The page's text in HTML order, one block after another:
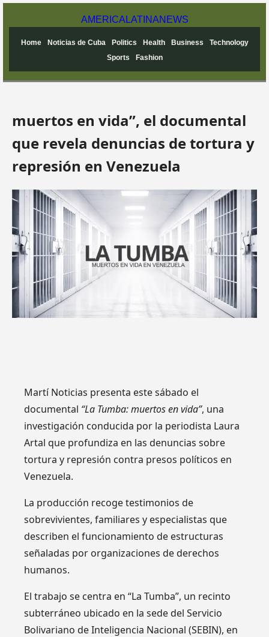
AMERICA LATINANEWS
Home Noticias de Cuba Politics Health Business
Technology
Sports
Fashion
muertos en vida”, el documental
que revela denuncias de tortura y
represión en Venezuela
Martí Noticias presenta este sábado el
documental “La Tumba: muertos en vida”, una
investigación conducida por la periodista Laura
Artal que profundiza en las denuncias sobre
tortura y represión contra presos políticos en
Venezuela.
La producción recoge testimonios de
sobrevivientes, familiares y especialistas que
describen el funcionamiento de estructuras
señaladas por organizaciones de derechos
humanos.
El trabajo se centra en “La Tumba”, un recinto
subterráneo ubicado en la sede del Servicio
Bolivariano de Inteligencia Nacional (SEBIN), en